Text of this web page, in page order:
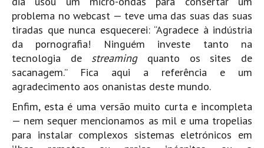
problema no webcast — teve uma das suas das suas
tiradas que nunca esquecerei: “Agradece à indústria
da pornografia! Ninguém investe tanto na
tecnologia de streamingquanto os sites de
sacanagem.” Fica aqui a referência e um
agradecimento aos onanistas deste mundo.
Enfim, esta é uma versão muito curta e incompleta
— nem sequer mencionamos as mil e uma tropelias
para instalar complexos sistemas eletrónicos em